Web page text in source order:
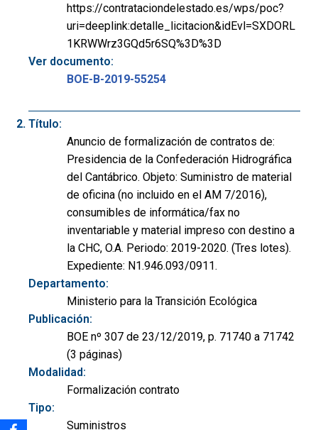
https://contrataciondelestado.es/wps/poc?
uri=deeplink:detalle_licitacion&idEvl=SXDORL
1KRWWrz3GQd5r6SQ%3D%3D
Ver documento:
BOE-B-2019-55254
Título:
Anuncio de formalización de contratos de:
Presidencia de la Confederación Hidrográfica
del Cantábrico. Objeto: Suministro de material
de oficina (no incluido en el AM 7/2016),
consumibles de informática/fax no
inventariable y material impreso con destino a
la CHC, O.A. Periodo: 2019-2020. (Tres lotes).
Expediente: N1.946.093/0911.
Departamento:
Ministerio para la Transición Ecológica
Publicación:
BOE nº 307 de 23/12/2019, p. 71740 a 71742
(3 páginas)
Modalidad:
Formalización contrato
Tipo:
Suministros